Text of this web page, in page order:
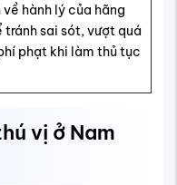
hành lý của hãng
tránh sai sót, vượt quá
phạt khi làm thủ tục
vị ở Nam